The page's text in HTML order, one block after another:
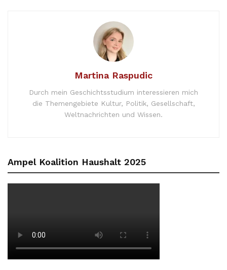
Martina Raspudic
Durch mein Geschichtsstudium interessieren mich
die Themengebiete Kultur, Politik, Gesellschaft,
Weltnachrichten und Wissen.
Ampel Koalition Haushalt 2025